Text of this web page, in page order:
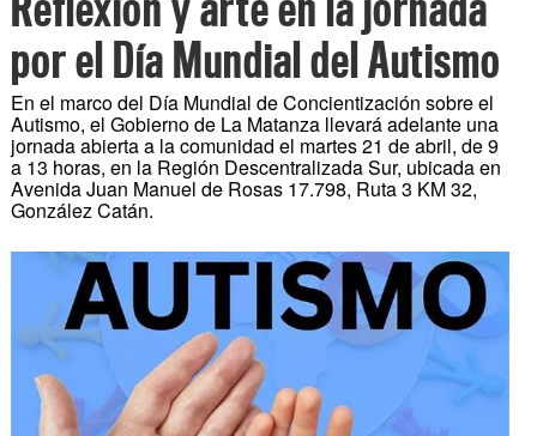
por el Día Mundial del Autismo
En el marco del Día Mundial de Concientización sobre el
Autismo, el Gobierno de La Matanza llevará adelante una
jornada abierta a la comunidad el martes 21 de abril, de 9
a 13 horas, en la Región Descentralizada Sur, ubicada en
Avenida Juan Manuel de Rosas 17.798, Ruta 3 KM 32,
González Catán.